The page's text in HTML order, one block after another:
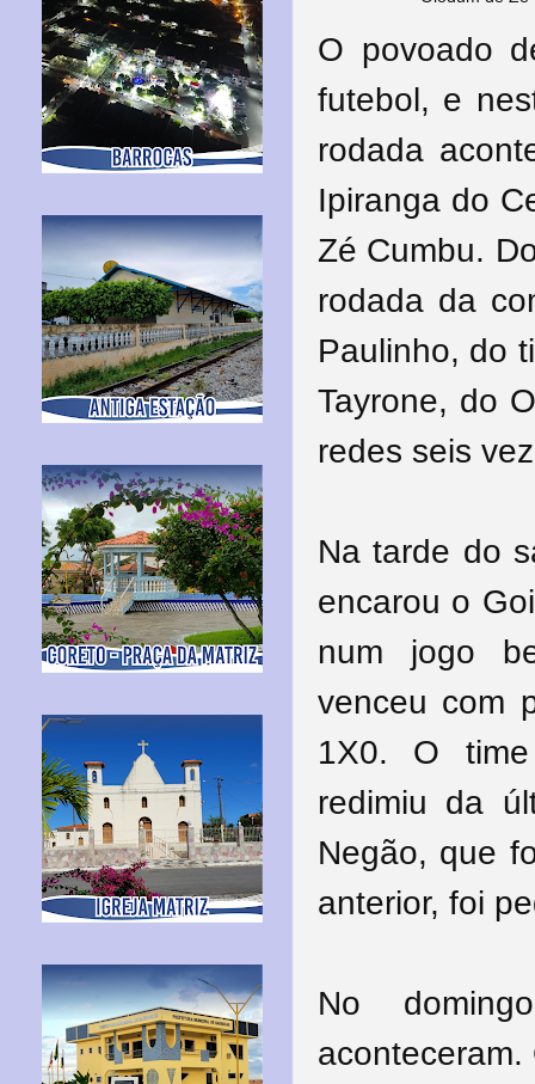
O povoado
futebol, e
rodada
Ipiranga do
Zé Cumbu.
rodada da
Paulinho, do
Tayrone, do
redes seis
Na tarde do
encarou o
num jogo
venceu com
1X0. O
redimiu da
Negão, que
anterior, foi
No
aconteceram.